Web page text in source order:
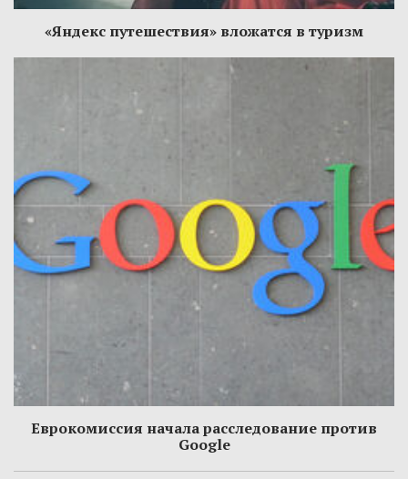
«Яндекс путешествия» вложатся в туризм
Еврокомиссия начала расследование против
Google